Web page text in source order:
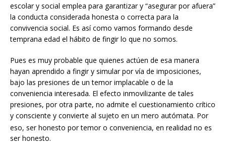
escolar y social emplea para garantizar y “asegurar por afuera”
la conducta considerada honesta o correcta para la
convivencia social. Es así como vamos formando desde
temprana edad el hábito de fingir lo que no somos.
Pues es muy probable que quienes actúen de esa manera
hayan aprendido a fingir y simular por vía de imposiciones,
bajo las presiones de un temor implacable o de la
conveniencia interesada. El efecto inmovilizante de tales
presiones, por otra parte, no admite el cuestionamiento crítico
y consciente y convierte al sujeto en un mero autómata. Por
eso, ser honesto por temor o conveniencia, en realidad no es
ser honesto.